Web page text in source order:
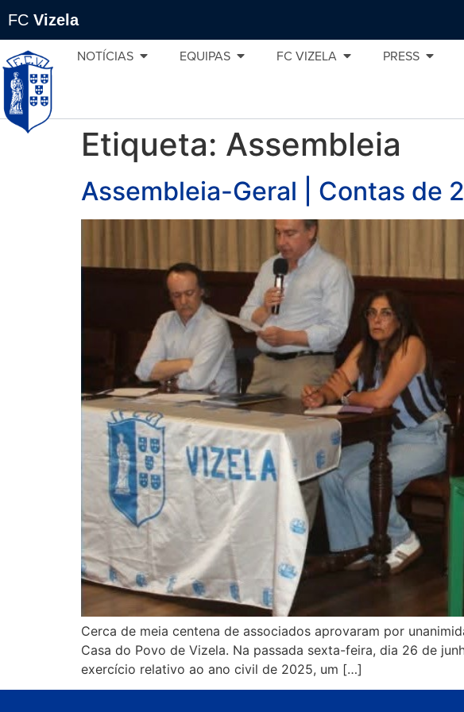
FC Vizela
NOTÍCIAS EQUIPAS FC VIZELA PRESS
Etiqueta: Assembleia
Assembleia-Geral | Contas de
Cerca de meia centena de associados aprovaram por
Casa do Povo de Vizela. Na passada sexta-feira, dia 26 de
exercício relativo ao ano civil de 2025, um […]